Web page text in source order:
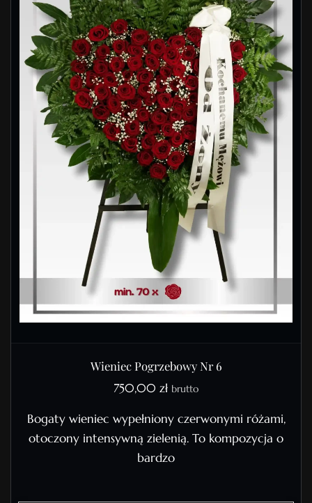
Wieniec Pogrzebowy Nr 6
750,00 zł brutto
Bogaty wieniec wypełniony czerwonymi różami,
otoczony intensywną zielenią. To kompozycja o
bardzo